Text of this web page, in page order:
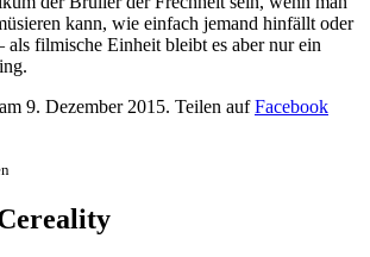
kann, wie einfach jemand hinfällt oder
als filmische Einheit bleibt es aber nur ein
am 9. Dezember 2015. Teilen aufFacebook